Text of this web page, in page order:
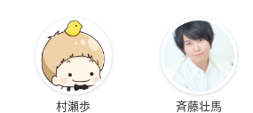
村瀬歩 斉藤壮馬